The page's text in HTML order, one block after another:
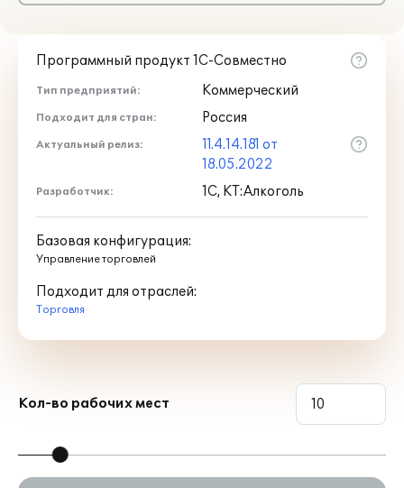
Программный продукт 1С-Совместно
Тип предприятий: Коммерческий
Подходит для стран: Россия
Актуальный релиз:
11.4.14.181 от
18.05.2022
Разработчик: 1С, КТ:Алкоголь
Базовая конфигурация:
Управление торговлей
Подходит для отраслей:
Торговля
Кол-во рабочих мест